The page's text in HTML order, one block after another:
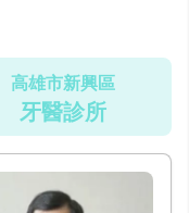
高雄市新興區
牙醫診所